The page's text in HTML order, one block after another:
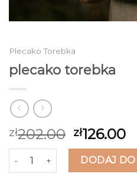
Plecako Torebka
plecako torebka
zł202.00 zł126.00
ilość plecako torebka
DODAJ